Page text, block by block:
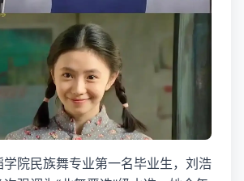
院民族舞专业第一名毕业生，刘浩